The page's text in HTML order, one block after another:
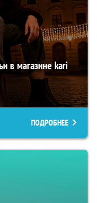
в магазине kari
ПОДРОБНЕЕ